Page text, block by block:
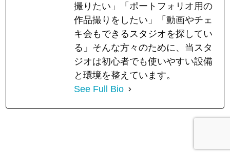
撮りたい」「ポートフォリオ用の
作品撮りをしたい」「動画やチェ
キ会もできるスタジオを探してい
る」そんな方々のために、当スタ
ジオは初心者でも使いやすい設備
と環境を整えています。
See Full Bio